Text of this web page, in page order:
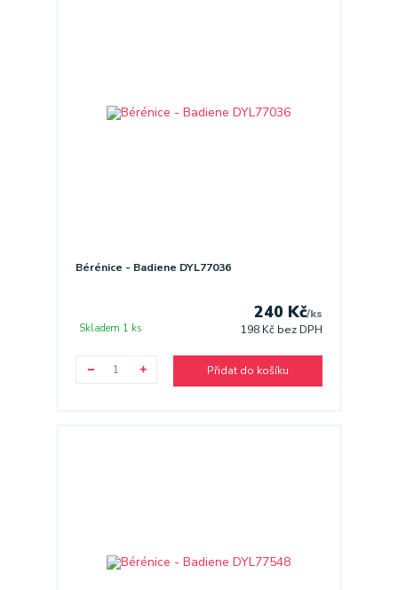
Bérénice - Badiene DYL77036
240 Kč/ks
198 Kč bez DPH
Skladem 1 ks
Přidat do košíku